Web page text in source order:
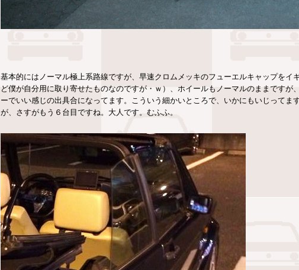
基本的にはノーマル極上系路線ですが、早速クロムメッキのフューエルキャップをイ
ど僕が自分用に取り寄せたものなのですが・ｗ）、ホイールもノーマルのままですが
ーでいい感じの出具合になってます。こういう細かいところで、いかにもいじってま
が、さすがもう６台目ですね。大人です。むふふ。